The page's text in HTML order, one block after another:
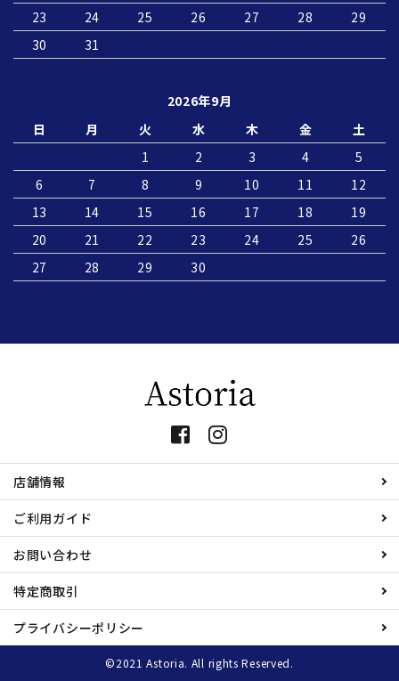
23
24 25 26 27 28
29
30
31
2026年9月
日
月 火 水 木 金
土
1
2 3 4
5
6
7 8 9 10 11
12
13
14 15 16 17 18
19
20
21 22 23 24 25
26
27
28 29 30
店舗情報
ご利用ガイド
お問い合わせ
特定商取引
プライバシーポリシー
©2021 Astoria. All rights Reserved.